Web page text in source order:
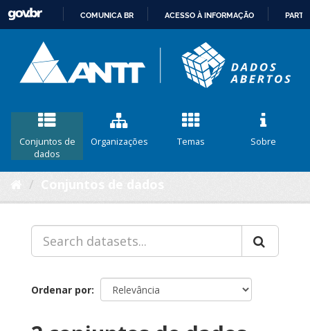
CONTEÚDO
COMUNICA BR ACESSO À INFORMAÇÃO
Conjuntos de
dados
Organizações Temas Sobre
Ordenar por